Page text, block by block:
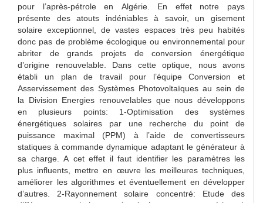
pour l’après-pétrole en Algérie. En effet notre pays
présente des atouts indéniables à savoir, un gisement
solaire exceptionnel, de vastes espaces très peu habités
donc pas de problème écologique ou environnemental pour
abriter de grands projets de conversion énergétique
d’origine renouvelable. Dans cette optique, nous avons
établi un plan de travail pour l’équipe Conversion et
Asservissement des Systèmes Photovoltaïques au sein de
la Division Energies renouvelables que nous développons
en plusieurs points: 1-Optimisation des systèmes
énergétiques solaires par une recherche du point de
puissance maximal (PPM) à l’aide de convertisseurs
statiques à commande dynamique adaptant le générateur à
sa charge. A cet effet il faut identifier les paramètres les
plus influents, mettre en œuvre les meilleures techniques,
améliorer les algorithmes et éventuellement en développer
d’autres. 2-Rayonnement solaire concentré: Etude des